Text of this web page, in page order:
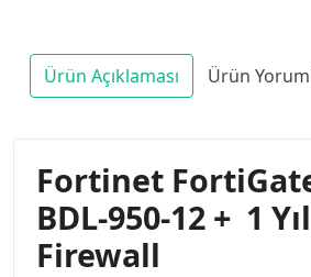
Ürün Açıklaması Ürün
Fortinet
BDL-950-12 + 1
Firewall